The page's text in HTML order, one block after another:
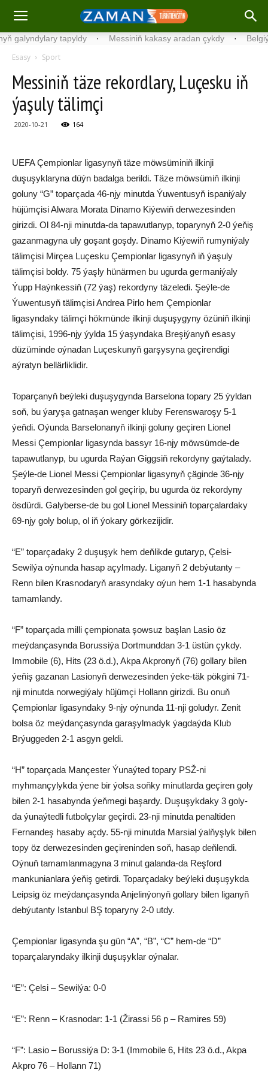
tapyldy · Messiniň kakasy aradan çykdy · Belgiýada
Esasy Sport
Messiniň täze rekordlary, Luçesku iň
ýaşuly tälimçi
2020-10-21 164
UEFA Çempionlar ligasynyň täze möwsüminiň ilkinji
duşuşyklaryna düýn badalga berildi. Täze möwsümiň ilkinji
goluny “G” toparçada 46-njy minutda Ýuwentusyň ispaniýaly
hüjümçisi Alwara Morata Dinamo Kiýewiň derwezesinden
girizdi. Ol 84-nji minutda-da tapawutlanyp, toparynyň 2-0 ýeňiş
gazanmagyna uly goşant goşdy. Dinamo Kiýewiň rumyniýaly
tälimçisi Mirçea Luçesku Çempionlar ligasynyň iň ýaşuly
tälimçisi boldy. 75 ýaşly hünärmen bu ugurda germaniýaly
Ýupp Haýnkessiň (72 ýaş) rekordyny täzeledi. Şeýle-de
Ýuwentusyň tälimçisi Andrea Pirlo hem Çempionlar
ligasyndaky tälimçi hökmünde ilkinji duşuşygyny özüniň ilkinji
tälimçisi, 1996-njy ýylda 15 ýaşyndaka Breşiýanyň esasy
düzüminde oýnadan Luçeskunyň garşysyna geçirendigi
aýratyn bellärliklidir.
Toparçanyň beýleki duşuşygynda Barselona topary 25 ýyldan
soň, bu ýaryşa gatnaşan wenger kluby Ferenswaroşy 5-1
ýeňdi. Oýunda Barselonanyň ilkinji goluny geçiren Lionel
Messi Çempionlar ligasynda bassyr 16-njy möwsümde-de
tapawutlanyp, bu ugurda Raýan Giggsiň rekordyny gaýtalady.
Şeýle-de Lionel Messi Çempionlar ligasynyň çäginde 36-njy
toparyň derwezesinden gol geçirip, bu ugurda öz rekordyny
ösdürdi. Galyberse-de bu gol Lionel Messiniň toparçalardaky
69-njy goly bolup, ol iň ýokary görkezijidir.
“E” toparçadaky 2 duşuşyk hem deňlikde gutaryp, Çelsi-
Sewilýa oýnunda hasap açylmady. Liganyň 2 debýutanty –
Renn bilen Krasnodaryň arasyndaky oýun hem 1-1 hasabynda
tamamlandy.
“F” toparçada milli çempionata şowsuz başlan Lasio öz
meýdançasynda Borussiýa Dortmunddan 3-1 üstün çykdy.
Immobile (6), Hits (23 ö.d.), Akpa Akpronyň (76) gollary bilen
ýeňiş gazanan Lasionyň derwezesinden ýeke-täk pökgini 71-
nji minutda norwegiýaly hüjümçi Hollann girizdi. Bu onuň
Çempionlar ligasyndaky 9-njy oýnunda 11-nji goludyr. Zenit
bolsa öz meýdançasynda garaşylmadyk ýagdaýda Klub
Brýuggeden 2-1 asgyn geldi.
“H” toparçada Mançester Ýunaýted topary PSŽ-ni
myhmançylykda ýene bir ýolsa soňky minutlarda geçiren goly
bilen 2-1 hasabynda ýeňmegi başardy. Duşuşykdaky 3 goly-
da ýunaýtedli futbolçylar geçirdi. 23-nji minutda penaltiden
Fernandeş hasaby açdy. 55-nji minutda Marsial ýalňyşlyk bilen
topy öz derwezesinden geçireninden soň, hasap deňlendi.
Oýnuň tamamlanmagyna 3 minut galanda-da Reşford
mankunianlara ýeňiş getirdi. Toparçadaky beýleki duşuşykda
Leipsig öz meýdançasynda Anjelinýonyň gollary bilen liganyň
debýutanty Istanbul BŞ toparyny 2-0 utdy.
Çempionlar ligasynda şu gün “A”, “B”, “C” hem-de “D”
toparçalaryndaky ilkinji duşuşyklar oýnalar.
“E”: Çelsi – Sewilýa: 0-0
“E”: Renn – Krasnodar: 1-1 (Žirassi 56 p – Ramires 59)
“F”: Lasio – Borussiýa D: 3-1 (Immobile 6, Hits 23 ö.d., Akpa
Akpro 76 – Hollann 71)